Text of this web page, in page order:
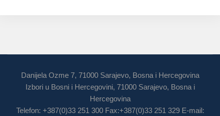
Danijela Ozme 7, 71000 Sarajevo, Bosna i Hercegovina
Izbori u Bosni i Hercegovini, 71000 Sarajevo, Bosna i
Hercegovina
Telefon: +387(0)33 251 300 Fax:+387(0)33 251 329 E-mail: